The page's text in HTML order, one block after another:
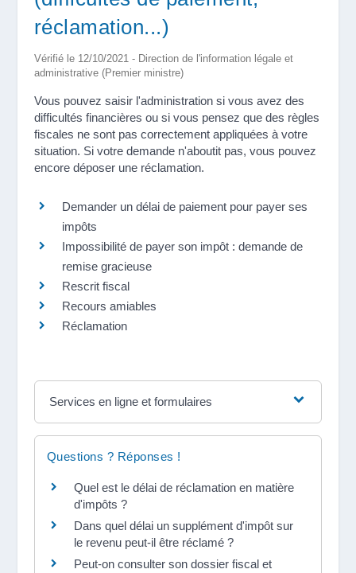
réclamation...)
Vérifié le 12/10/2021 - Direction de l'information légale et
administrative (Premier ministre)
Vous pouvez saisir l'administration si vous avez des
difficultés financières ou si vous pensez que des règles
fiscales ne sont pas correctement appliquées à votre
situation. Si votre demande n'aboutit pas, vous pouvez
encore déposer une réclamation.
Demander un délai de paiement pour payer ses
impôts
Impossibilité de payer son impôt : demande de
remise gracieuse
Rescrit fiscal
Recours amiables
Réclamation
Services en ligne et formulaires
Questions ? Réponses !
Quel est le délai de réclamation en matière
d'impôts ?
Dans quel délai un supplément d'impôt sur
le revenu peut-il être réclamé ?
Peut-on consulter son dossier fiscal et